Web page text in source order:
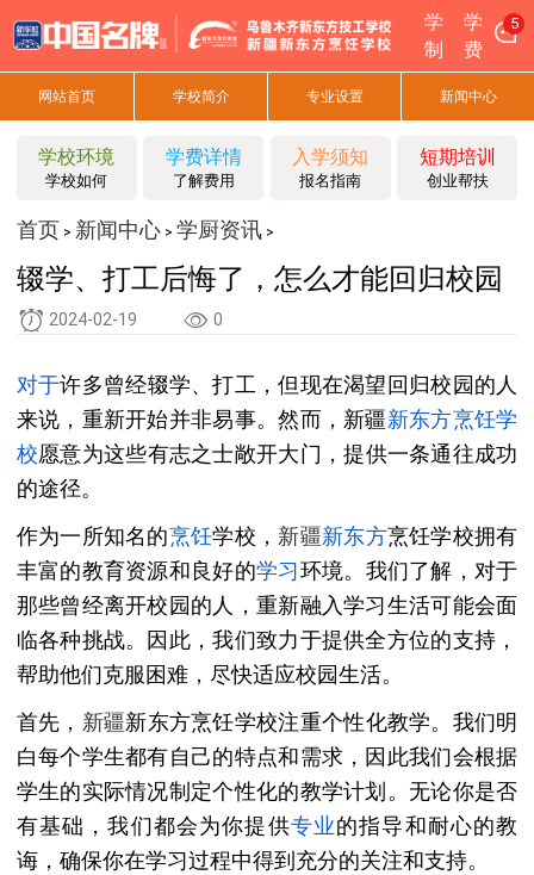
学
制
学
费
5
网站首页 学校简介 专业设置 新闻中心
学校环境
学校如何
学费详情
了解费用
入学须知
报名指南
短期培训
创业帮扶
首页 > 新闻中心> 学厨资讯>
辍学、打工后悔了，怎么才能回归校园
2024-02-19 0
对于许多曾经辍学、打工，但现在渴望回归校园的人
来说，重新开始并非易事。然而，新疆新东方烹饪学
校愿意为这些有志之士敞开大门，提供一条通往成功
的途径。
作为一所知名的烹饪学校， 新疆新东方烹饪学校拥有
丰富的教育资源和良好的学习环境。我们了解，对于
那些曾经离开校园的人，重新融入学习生活可能会面
临各种挑战。因此，我们致力于提供全方位的支持，
帮助他们克服困难，尽快适应校园生活。
首先， 新疆新东方烹饪学校注重个性化教学。我们明
白每个学生都有自己的特点和需求，因此我们会根据
学生的实际情况制定个性化的教学计划。无论你是否
有基础，我们都会为你提供专业的指导和耐心的教
诲，确保你在学习过程中得到充分的关注和支持。